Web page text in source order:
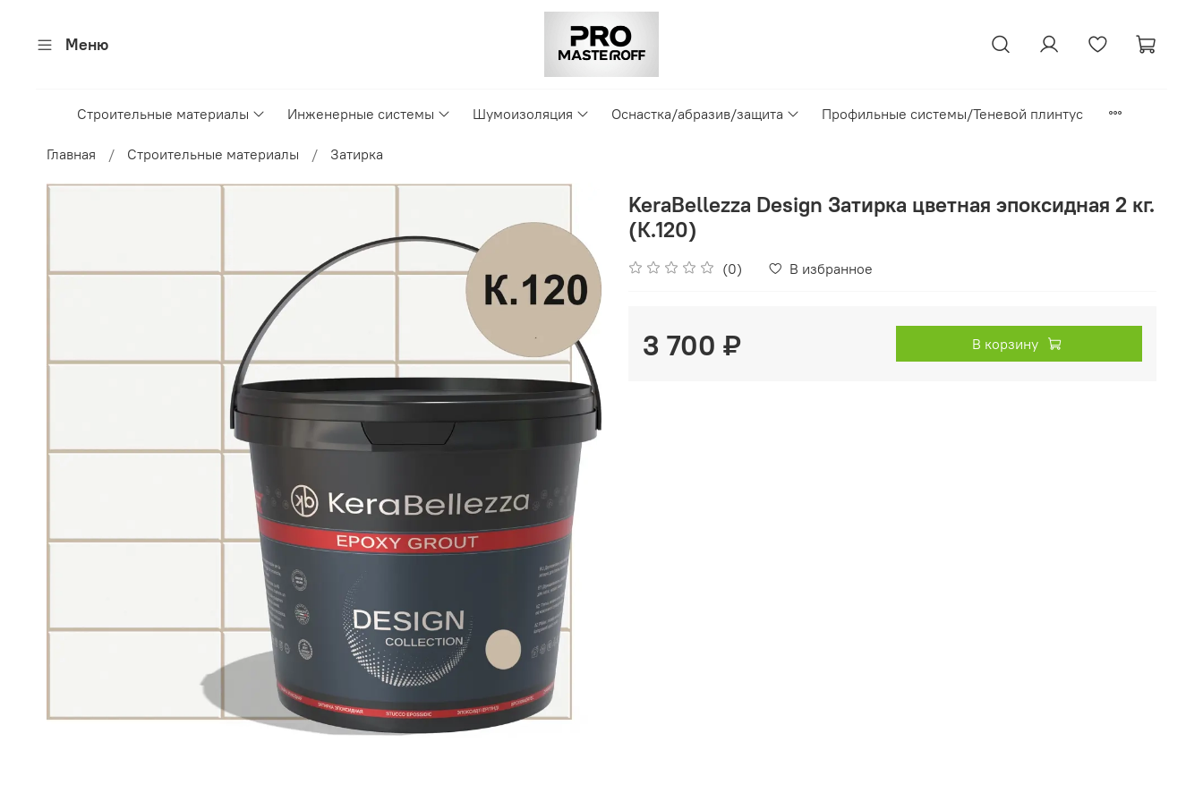
Меню
Строительные материалы Инженерные системы Шумоизоляция Оснастка/абразив/защита Профильные системы/Теневой плинтус
Главная Строительные материалы Затирка
KeraBellezza Design Затирка цветная эпоксидная 2 кг.
(К.120)
(0) В избранное
3 700 ₽ В корзину